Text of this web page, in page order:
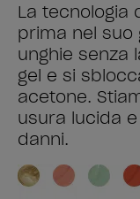
La tecnologia
prima nel suo
unghie senza
gel e si
acetone.
usura lucida
danni.